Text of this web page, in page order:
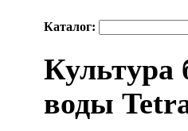
Каталог:
Культура
воды